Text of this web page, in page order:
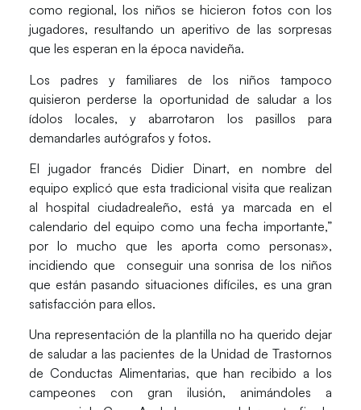
como regional, los niños se hicieron fotos con los
jugadores, resultando un aperitivo de las sorpresas
que les esperan en la época navideña.
Los padres y familiares de los niños tampoco
quisieron perderse la oportunidad de saludar a los
ídolos locales, y abarrotaron los pasillos para
demandarles autógrafos y fotos.
El jugador francés Didier Dinart, en nombre del
equipo explicó que esta tradicional visita que realizan
al hospital ciudadrealeño, está ya marcada en el
calendario del equipo como una fecha importante,”
por lo mucho que les aporta como personas»,
incidiendo que conseguir una sonrisa de los niños
que están pasando situaciones difíciles, es una gran
satisfacción para ellos.
Una representación de la plantilla no ha querido dejar
de saludar a las pacientes de la Unidad de Trastornos
de Conductas Alimentarias, que han recibido a los
campeones con gran ilusión, animándoles a